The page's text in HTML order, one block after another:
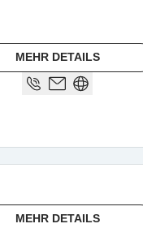
MEHR DETAILS
MEHR DETAILS